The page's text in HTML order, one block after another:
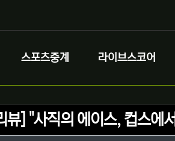
스포츠중계 라이브스코어
뷰] "사직의 에이스, 컵스에